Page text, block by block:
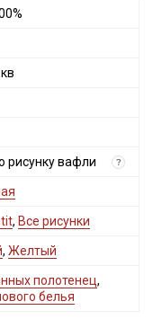
рисунку вафли ?
, Все рисунки
, Желтый
полотенец,
белья
на узкие